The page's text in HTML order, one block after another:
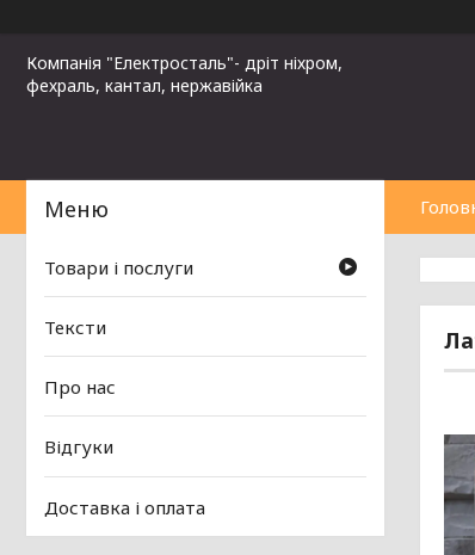
Компанія "Електросталь"- дріт ніхром,
фехраль, кантал, нержавійка
Товари і послуги
Тексти
Про нас
Відгуки
Доставка і оплата